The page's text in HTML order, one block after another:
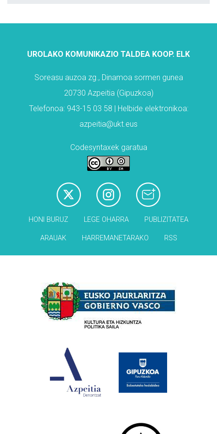
UROLAKO KOMUNIKAZIO TALDEA KOOP. ELK
Soreasu auzoa zg., Dinamoa sormen gunea
20730 Azpeitia (Gipuzkoa)
Telefonoa: 943-15 03 58 | Helbide elektronikoa:
azpeitia@ukt.eus
Codesyntaxek garatua
HONI BURUZ LEGE OHARRA PUBLIZITATEA
ARAUAK HARREMANETARAKO RSS